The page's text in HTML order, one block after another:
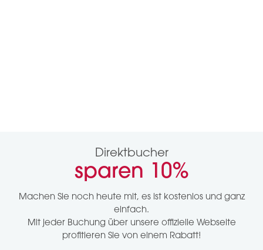
Direktbucher
sparen 10%
Machen Sie noch heute mit, es ist kostenlos und ganz
einfach.
Mit jeder Buchung über unsere offizielle Webseite
profitieren Sie von einem Rabatt!